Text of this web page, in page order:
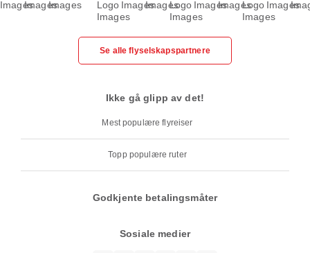
Se alle flyselskapspartnere
Ikke gå glipp av det!
Mest populære flyreiser
Topp populære ruter
Godkjente betalingsmåter
Sosiale medier